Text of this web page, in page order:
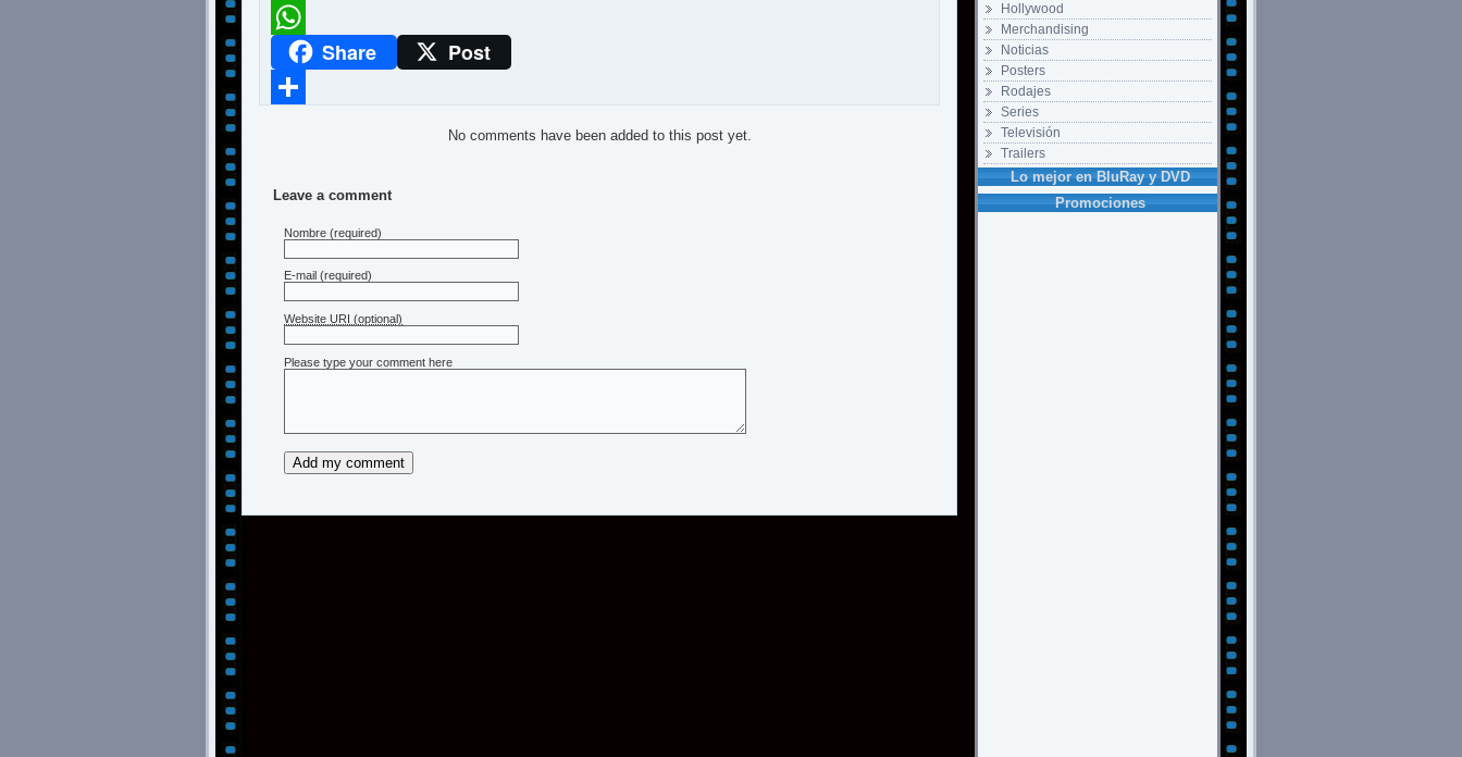
Hollywood
Merchandising
Noticias
Posters
Rodajes
Series
Televisión
Trailers
Lo mejor en BluRay y DVD
Promociones
Meneame
WhatsAppShare Post
No comments have been added to this post yet.
Leave a comment
Nombre (required)
E-mail (required)
Website URI (optional)
Please type your comment here